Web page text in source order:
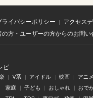
ライバシーポリシー アクセス
の方・ユーザーの方からのお問い
ビ
V系 アイドル 映画 アニメ
家庭 子ども おしゃれ おで